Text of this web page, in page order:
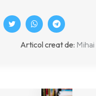
Articol creat de: